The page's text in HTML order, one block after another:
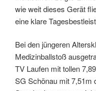
wie weit dieses Gerät
eine klare
Bei den jüngeren
Medizinballstoß
TV Laufen mit tollen
SG Schönau mit 7,51m